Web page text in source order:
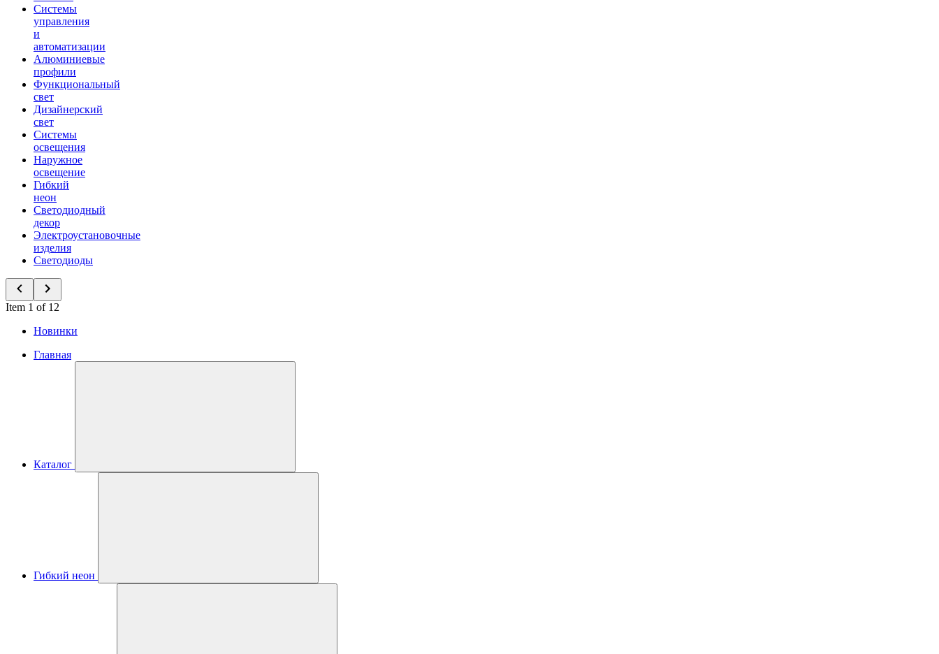
Системы
управления
и
автоматизации
Алюминиевые
профили
Функциональный
свет
Дизайнерский
свет
Системы
освещения
Наружное
освещение
Гибкий
неон
Светодиодный
декор
Электроустановочные
изделия
Светодиоды
Item 1 of 12
Новинки
Главная
Каталог
Гибкий неон